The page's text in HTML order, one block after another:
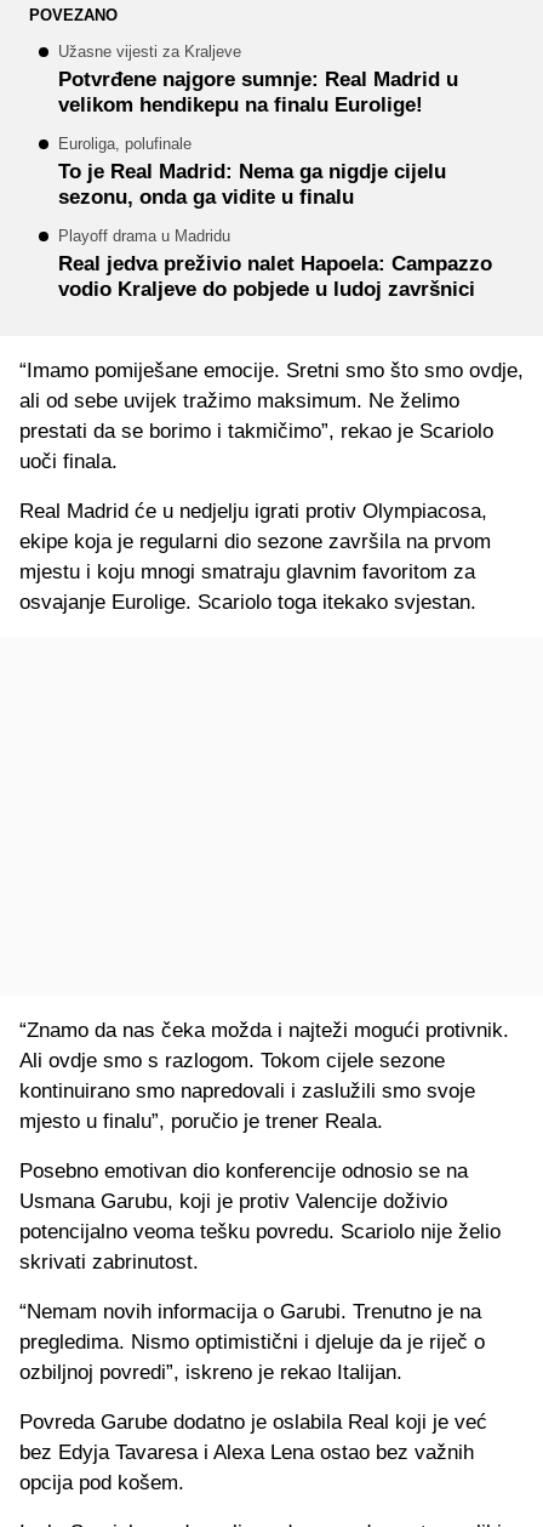
POVEZANO
Užasne vijesti za Kraljeve
Potvrđene najgore sumnje: Real Madrid u
velikom hendikepu na finalu Eurolige!
Euroliga, polufinale
To je Real Madrid: Nema ga nigdje cijelu
sezonu, onda ga vidite u finalu
Playoff drama u Madridu
Real jedva preživio nalet Hapoela: Campazzo
vodio Kraljeve do pobjede u ludoj završnici
“Imamo pomiješane emocije. Sretni smo što smo ovdje,
ali od sebe uvijek tražimo maksimum. Ne želimo
prestati da se borimo i takmičimo”, rekao je Scariolo
uoči finala.
Real Madrid će u nedjelju igrati protiv Olympiacosa,
ekipe koja je regularni dio sezone završila na prvom
mjestu i koju mnogi smatraju glavnim favoritom za
osvajanje Eurolige. Scariolo toga itekako svjestan.
“Znamo da nas čeka možda i najteži mogući protivnik.
Ali ovdje smo s razlogom. Tokom cijele sezone
kontinuirano smo napredovali i zaslužili smo svoje
mjesto u finalu”, poručio je trener Reala.
Posebno emotivan dio konferencije odnosio se na
Usmana Garubu, koji je protiv Valencije doživio
potencijalno veoma tešku povredu. Scariolo nije želio
skrivati zabrinutost.
“Nemam novih informacija o Garubi. Trenutno je na
pregledima. Nismo optimistični i djeluje da je riječ o
ozbiljnoj povredi”, iskreno je rekao Italijan.
Povreda Garube dodatno je oslabila Real koji je već
bez Edyja Tavaresa i Alexa Lena ostao bez važnih
opcija pod košem.